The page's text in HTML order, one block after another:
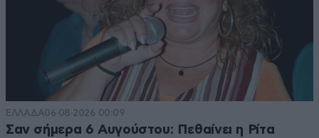
ΕΛΛΑΔΑ06·08·2026 00:09
Σαν σήμερα 6 Αυγούστου: Πεθαίνει η Ρίτα